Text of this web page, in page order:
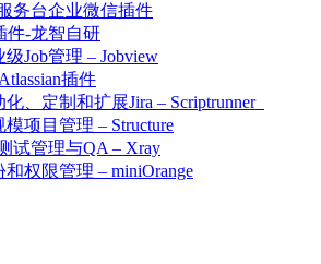
务台企业微信插件
件-龙智自研
级Job管理 – Jobview
插件
化、定制和扩展Jira – Scriptrunner
模项目管理 – Structure
试管理与QA – Xray
和权限管理 – miniOrange